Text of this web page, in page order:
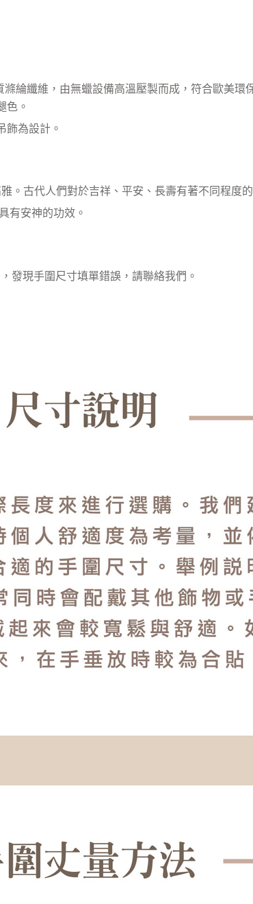
綸纖維，由無蠟設備高溫壓製而成，符合歐美
色。
飾為設計。
。古代人們對於吉祥、平安、長壽有著不同程度
有安神的功效。
發現手圍尺寸填單錯誤，請聯絡我們。